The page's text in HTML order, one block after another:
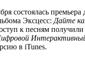
состоялась премьера
Эксцесс: Дайте
к песням
в iTunes.